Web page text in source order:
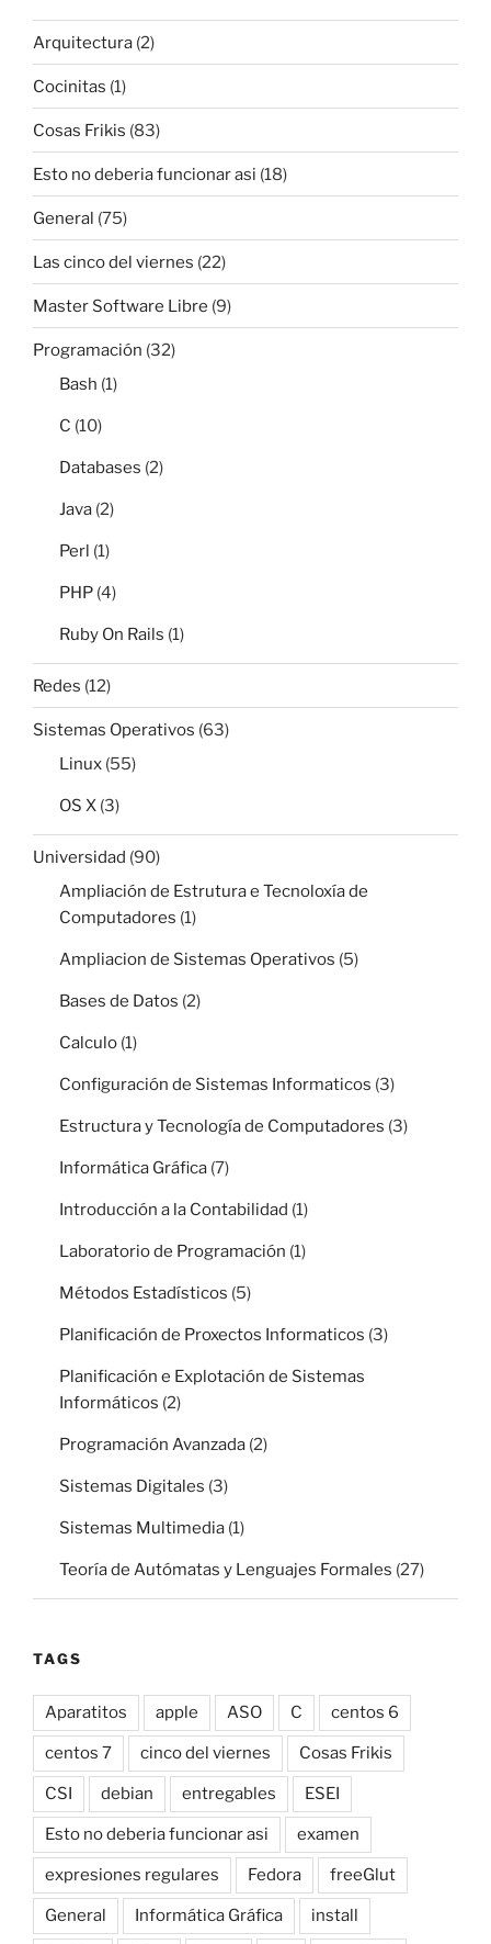
Arquitectura (2)
Cocinitas (1)
Cosas Frikis (83)
Esto no deberia funcionar asi (18)
General (75)
Las cinco del viernes (22)
Master Software Libre (9)
Programación (32)
Bash (1)
C (10)
Databases (2)
Java (2)
Perl (1)
PHP (4)
Ruby On Rails (1)
Redes (12)
Sistemas Operativos (63)
Linux (55)
OS X (3)
Universidad (90)
Ampliación de Estrutura e Tecnoloxía de
Computadores (1)
Ampliacion de Sistemas Operativos (5)
Bases de Datos (2)
Calculo (1)
Configuración de Sistemas Informaticos (3)
Estructura y Tecnología de Computadores (3)
Informática Gráfica (7)
Introducción a la Contabilidad (1)
Laboratorio de Programación (1)
Métodos Estadísticos (5)
Planificación de Proxectos Informaticos (3)
Planificación e Explotación de Sistemas
Informáticos (2)
Programación Avanzada (2)
Sistemas Digitales (3)
Sistemas Multimedia (1)
Teoría de Autómatas y Lenguajes Formales (27)
TAGS
Aparatitos apple ASO C centos 6
centos 7 cinco del viernes Cosas Frikis
CSI debian entregables ESEI
Esto no deberia funcionar asi examen
expresiones regulares Fedora freeGlut
General Informática Gráfica install